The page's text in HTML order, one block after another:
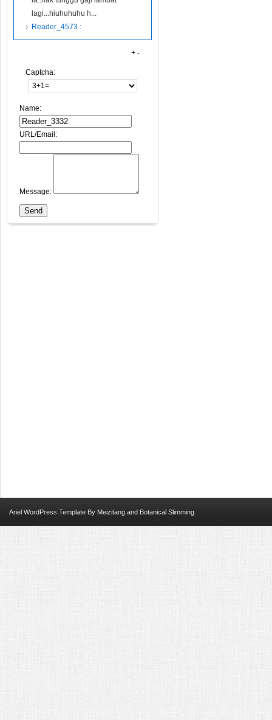
lagi...hiuhuhuhu h...
Reader_4573 :
+ -
Captcha:
Name:
URL/Email:
Message:
Ariel WordPress Template By Meizitang and Botanical Slimming